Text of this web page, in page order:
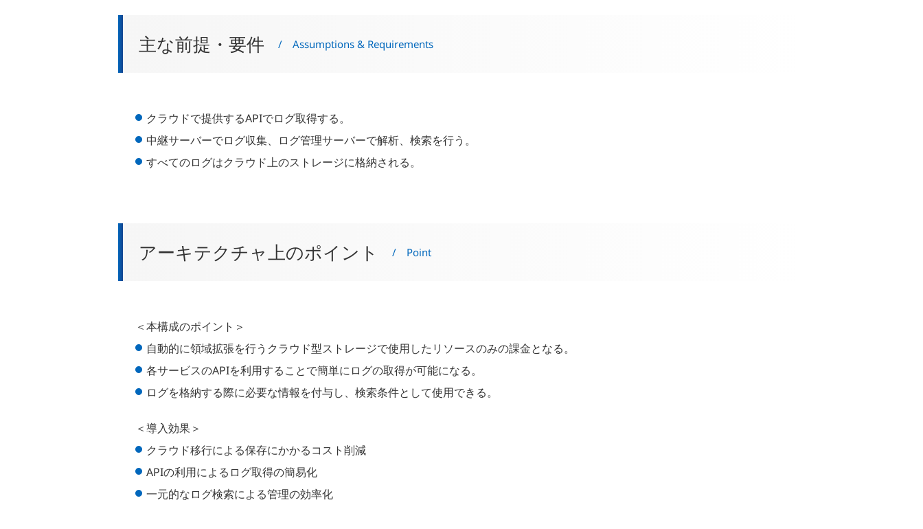
主な前提・要件 / Assumptions & Requirements
クラウドで提供するAPIでログ取得する。
中継サーバーでログ収集、ログ管理サーバーで解析、検索を行う。
すべてのログはクラウド上のストレージに格納される。
アーキテクチャ上のポイント / Point
＜本構成のポイント＞
自動的に領域拡張を行うクラウド型ストレージで使用したリソースのみの課金となる。
各サービスのAPIを利用することで簡単にログの取得が可能になる。
ログを格納する際に必要な情報を付与し、検索条件として使用できる。
＜導入効果＞
クラウド移行による保存にかかるコスト削減
APIの利用によるログ取得の簡易化
一元的なログ検索による管理の効率化